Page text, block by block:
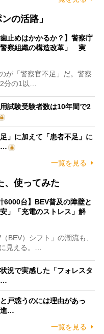
の活路」
止めはかかるか？】警察庁
察組織の構造改革」 実
が「警察官不足」だ。警察
分の1以…
試験受験者数は10年間で2
」に加えて「患者不足」に
…
一覧を見る
、使ってみた
6000台】BEV普及の障壁と
」「充電のストレス」解
BEV）シフト」の潮流も、
見える。…
況で実感した「フォレスタ
…
戸惑うのには理由があっ
進…
一覧を見る